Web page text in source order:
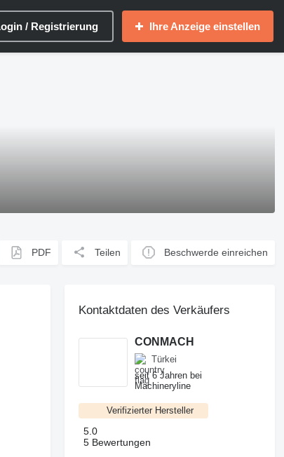
/ Registrierung Ihre Anzeige einstellen
PDF Teilen Beschwerde einreichen
Kontaktdaten des Verkäufers
CONMACH
Türkei
seit 6 Jahren bei
Machineryline
Verifizierter Hersteller
5.0
5 Bewertungen